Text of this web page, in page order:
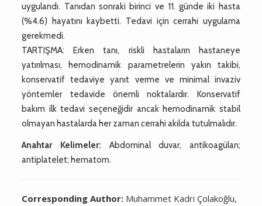
uygulandı. Tanıdan sonraki birinci ve 11. günde iki hasta
(%4.6) hayatını kaybetti. Tedavi için cerrahi uygulama
gerekmedi.
TARTIŞMA: Erken tanı, riskli hastaların hastaneye
yatırılması, hemodinamik parametrelerin yakın takibi,
konservatif tedaviye yanıt verme ve minimal invaziv
yöntemler tedavide önemli noktalardır. Konservatif
bakım ilk tedavi seçeneğidir ancak hemodinamik stabil
olmayan hastalarda her zaman cerrahi akılda tutulmalıdır.
Anahtar Kelimeler: Abdominal duvar, antikoagülan;
antiplatelet; hematom.
Corresponding Author: Muhammet Kadri Çolakoğlu,